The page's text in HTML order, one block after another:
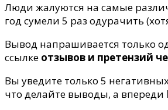
Люди жалуются на самые
год сумели 5 раз одурачить
Вывод напрашивается только
ссылке отзывов и претензий
Вы уведите только 5
что делайте выводы, а впереди